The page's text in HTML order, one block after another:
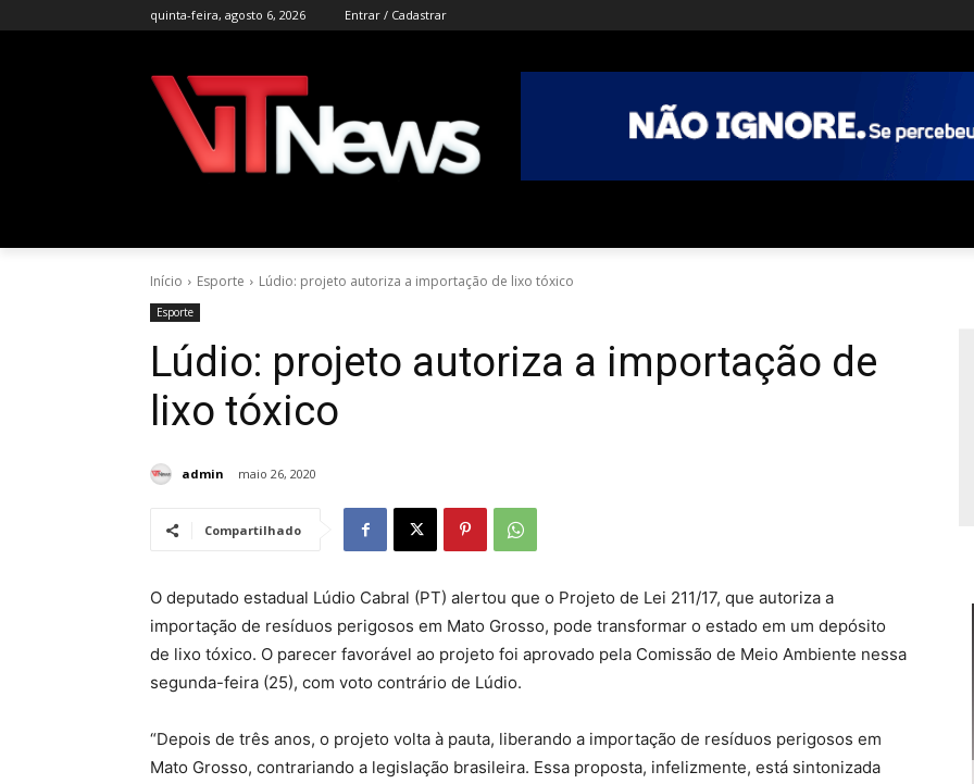
quinta-feira, agosto 6, 2026 Entrar / Cadastrar
Início Esporte Lúdio: projeto autoriza a importação de lixo tóxico
Esporte
Lúdio: projeto autoriza a importação de
lixo tóxico
admin maio 26, 2020
Compartilhado
O deputado estadual Lúdio Cabral (PT) alertou que o Projeto de Lei 211/17, que autoriza a
importação de resíduos perigosos em Mato Grosso, pode transformar o estado em um depósito
de lixo tóxico. O parecer favorável ao projeto foi aprovado pela Comissão de Meio Ambiente nessa
segunda-feira (25), com voto contrário de Lúdio.
“Depois de três anos, o projeto volta à pauta, liberando a importação de resíduos perigosos em
Mato Grosso, contrariando a legislação brasileira. Essa proposta, infelizmente, está sintonizada